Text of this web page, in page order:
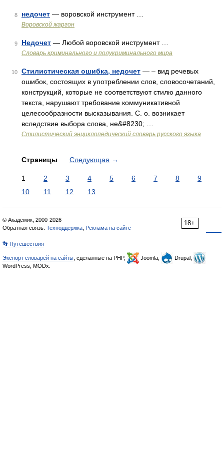
8 недочет — воровской инструмент …
Воровской жаргон
9 Недочет — Любой воровской инструмент …
Словарь криминального и полукриминального мира
10 Стилистическая ошибка, недочет — – вид речевых
ошибок, состоящих в употреблении слов, словосочетаний,
конструкций, которые не соответствуют стилю данного
текста, нарушают требование коммуникативной
целесообразности высказывания. С. о. возникает
вследствие выбора слова, не&#8230; …
Стилистический энциклопедический словарь русского языка
Страницы Следующая →
1 2 3 4 5 6 7 8
9
10
11 12 13
18+
© Академик, 2000-2026
Обратная связь: Техподдержка Реклама на сайте
👣 Путешествия
Экспорт словарей на сайты , сделанные на PHP, Joomla,
Drupal,
WordPress, MODx.